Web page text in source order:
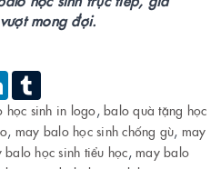
mong đợi.
LinkedIn
học sinh in logo, balo quà tặng học
, may balo học sinh chống gù, may
balo học sinh tiểu học, may balo